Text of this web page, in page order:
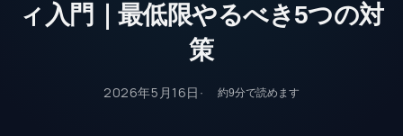
ィ入門｜最低限やるべき5つの対
策
2026年5月16日 約9分で読めます